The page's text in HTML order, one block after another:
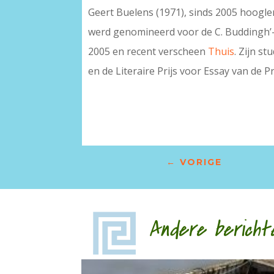
Geert Buelens (1971), sinds 2005
werd genomineerd voor de C.
2005 en recent verscheen Thuis. Zijn
en de Literaire Prijs voor Essay van de
← VORIGE
Andere